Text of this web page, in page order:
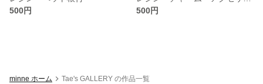
500円
500円
minne ホーム Tae's GALLERY の作品一覧